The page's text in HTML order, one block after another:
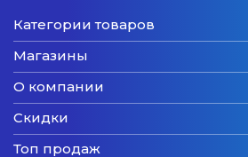
Категории товаров
Магазины
О компании
Скидки
Топ продаж